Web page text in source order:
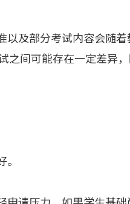
以及部分考试内容会随
之间可能存在一定差异